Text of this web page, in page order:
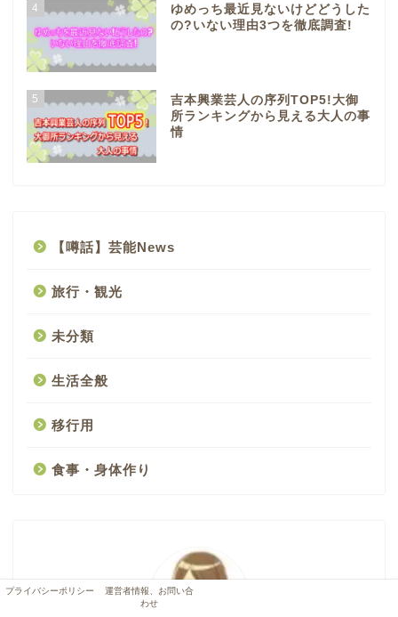
4
ゆめっち最近見ないけどどうした
の?いない理由3つを徹底調査!
5
吉本興業芸人の序列TOP5!大御
所ランキングから見える大人の事
情
【噂話】芸能News
旅行・観光
未分類
生活全般
移行用
食事・身体作り
プライバシーポリシー
運営者情報、お問い合
わせ